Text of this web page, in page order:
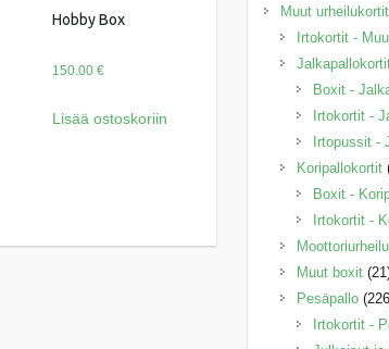
Hobby Box
150.00€
Lisää ostoskoriin
Muut urheilukortit
Irtokortit -
Boxit -
Irtokortit -
Irtopussit -
Koripallokortit
Boxit -
Irtokortit -
Muut boxit
Pesäpallo
Irtokortit -